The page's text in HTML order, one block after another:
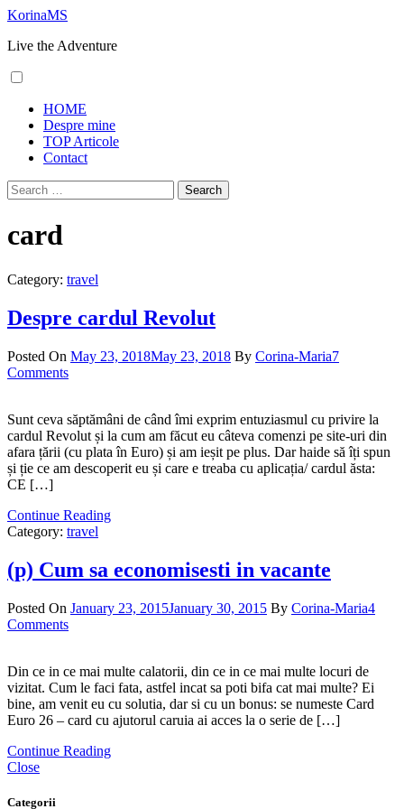
Skip
content
KorinaMS
Live the Adventure
Menu
HOME
Despre mine
TOP Articole
Contact
Search
for:
card
Category: travel
Despre cardul Revolut
Posted On May 23, 2018May 23, 2018 By Corina-Maria7
Comments
Sunt ceva săptămâni de când îmi exprim entuziasmul cu privire la
cardul Revolut și la cum am făcut eu câteva comenzi pe site-uri din
afara țării (cu plata în Euro) și am ieșit pe plus. Dar haide să îți spun
și ție ce am descoperit eu și care e treaba cu aplicația/ cardul ăsta:
CE […]
Continue Reading
Category: travel
(p) Cum sa economisesti in vacante
Posted On January 23, 2015January 30, 2015 By Corina-Maria4
Comments
Din ce in ce mai multe calatorii, din ce in ce mai multe locuri de
vizitat. Cum le faci fata, astfel incat sa poti bifa cat mai multe? Ei
bine, am venit eu cu solutia, dar si cu un bonus: se numeste Card
Euro 26 – card cu ajutorul caruia ai acces la o serie de […]
Continue Reading
Close
Categorii